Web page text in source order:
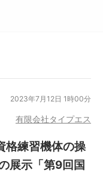
2023年7月12日 1時00分
有限会社タイプエス
格練習機体の操
展示「第9回国